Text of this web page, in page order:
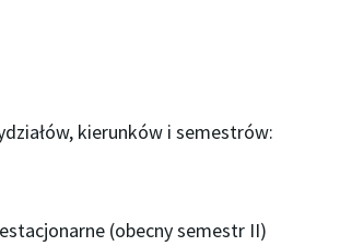
kierunków i semestrów:
(obecny semestr II)